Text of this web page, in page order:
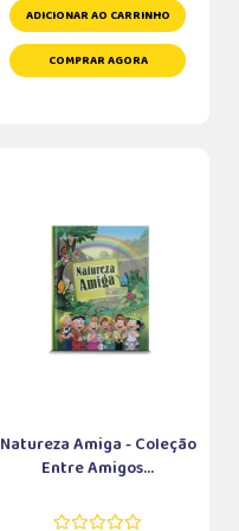
ADICIONAR AO CARRINHO
COMPRAR AGORA
Natureza Amiga - Coleção
Entre Amigos...